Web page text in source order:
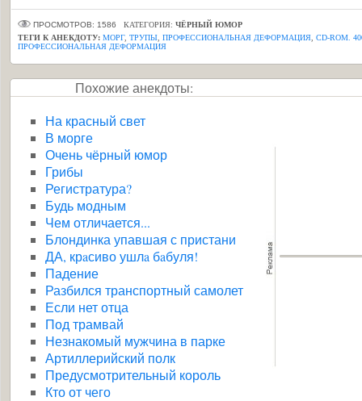
ПРОСМОТРОВ: 1586 КАТЕГОРИЯ: ЧЁРНЫЙ ЮМОР
ТЕГИ К АНЕКДОТУ: МОРГ, ТРУПЫ ПРОФЕССИОНАЛЬНАЯ ДЕФОРМАЦИЯ CD-ROM.
ПРОФЕССИОНАЛЬНАЯ ДЕФОРМАЦИЯ
Похожие анекдоты:
На красный свет
В морге
Очень чёрный юмор
Грибы
Регистратура?
Будь модным
Чем отличается...
Блондинка упавшая с пристани
ДА, крaсиво ушлa бaбуля!
Падение
Разбился транспортный самолет
Если нет отца
Под трамвай
Незнакомый мужчина в парке
Артиллерийский полк
Предусмотрительный король
Кто от чего